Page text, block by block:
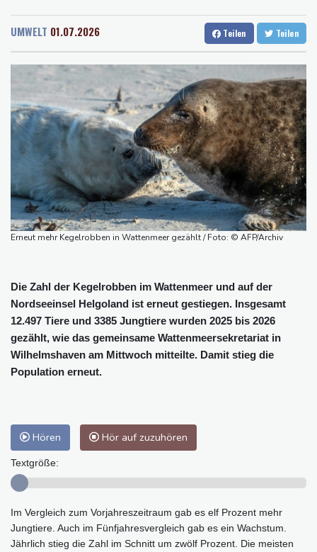
Dresden
Wien
23 °C
Baden-Baden
13 °C
76-jähriger Landwirt in Nordrhein-Westfalen von Traktor
Nach Tod von 37-Jähriger in Hessen: Tatverdächtiger wieder auf
freiem Fuß
Deutschlands Exporte im Juni leicht gestiegen
Ungenügender Schutz von Kindern: Meta muss in den USA 567
Millionen Dollar zahlen
Argentinien: Polizei geht mit Tränengas und Gummigeschossen
gegen Proteste vor
WNBA: Toronto bleibt trotz starker Sabally in der Krise
UMWELT 01.07.2026 Teilen Teilen
Erneut mehr Kegelrobben in Wattenmeer gezählt / Foto: © AFP/Archiv
Die Zahl der Kegelrobben im Wattenmeer und auf der
Nordseeinsel Helgoland ist erneut gestiegen. Insgesamt
12.497 Tiere und 3385 Jungtiere wurden 2025 bis 2026
gezählt, wie das gemeinsame Wattenmeersekretariat in
Wilhelmshaven am Mittwoch mitteilte. Damit stieg die
Population erneut.
Hören Hör auf zuzuhören
Textgröße:
Im Vergleich zum Vorjahreszeitraum gab es elf Prozent mehr
Jungtiere. Auch im Fünfjahresvergleich gab es ein Wachstum.
Jährlich stieg die Zahl im Schnitt um zwölf Prozent. Die meisten